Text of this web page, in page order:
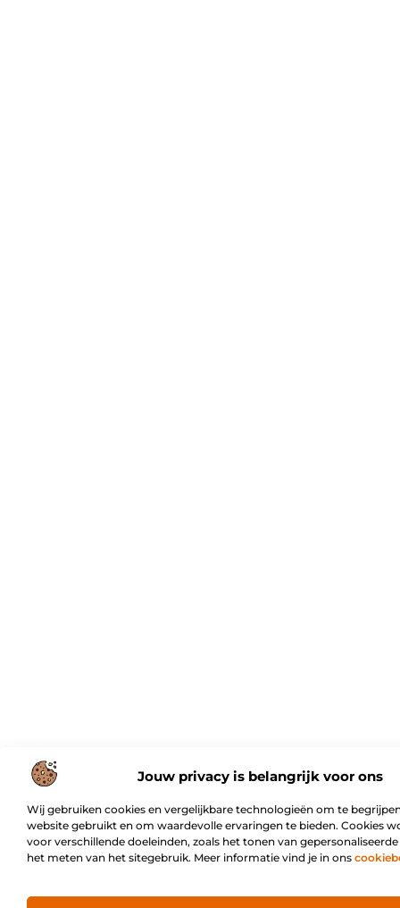
Jouw privacy is belangrijk voor ons
Wij gebruiken cookies en vergelijkbare technologieën om te
website gebruikt en om waardevolle ervaringen te bieden. Cookies
voor verschillende doeleinden, zoals het tonen van
het meten van het sitegebruik. Meer informatie vind je in ons